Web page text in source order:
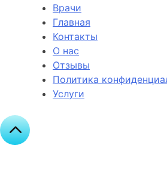
Врачи
Главная
Контакты
О нас
Отзывы
Политика
Услуги